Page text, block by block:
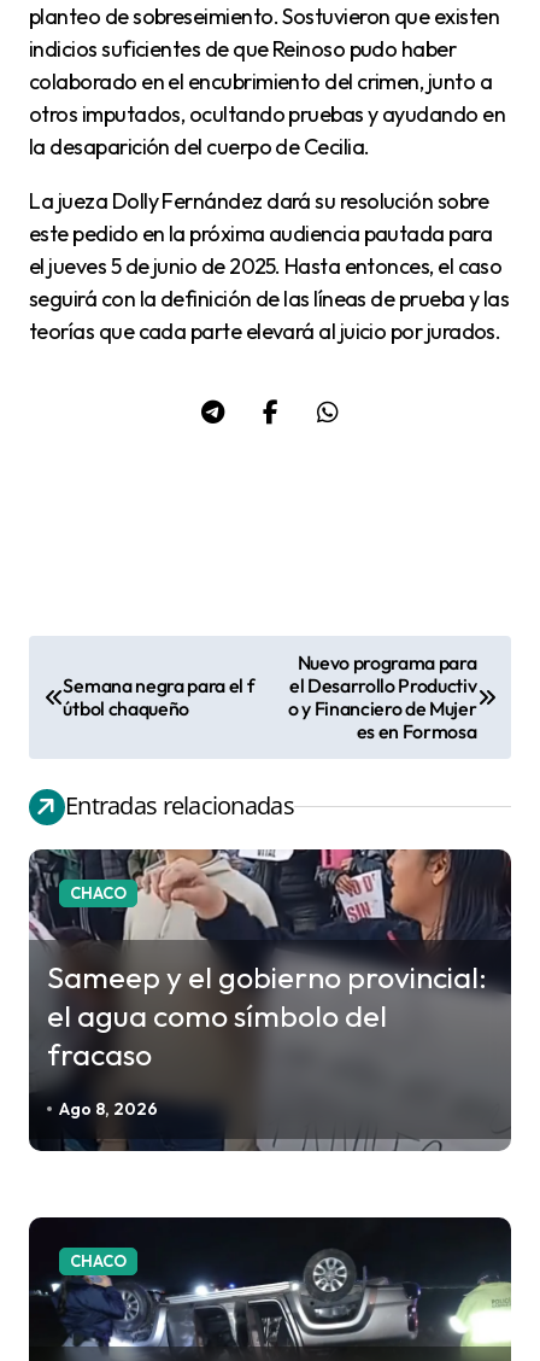
planteo de sobreseimiento. Sostuvieron que existen
indicios suficientes de que Reinoso pudo haber
colaborado en el encubrimiento del crimen, junto a
otros imputados, ocultando pruebas y ayudando en
la desaparición del cuerpo de Cecilia.
La jueza Dolly Fernández dará su resolución sobre
este pedido en la próxima audiencia pautada para
el jueves 5 de junio de 2025. Hasta entonces, el caso
seguirá con la definición de las líneas de prueba y las
teorías que cada parte elevará al juicio por jurados.
v
e
g
a
c
i
n
r
d
Semana negra para el f
útbol chaqueño
Nuevo programa para
el Desarrollo Productiv
o y Financiero de Mujer
es en Formosa
Entradas relacionadas
CHACO
Sameep y el gobierno provincial:
el agua como símbolo del
fracaso
Ago 8, 2026
CHACO